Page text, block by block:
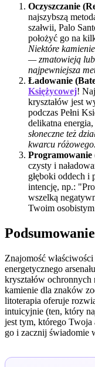
Oczyszczanie
najszybszą
szałwii, Palo
położyć go na
Niektóre
— zmatowieją lub
najpewniejsza
Ładowanie
Księżycowej!
kryształów jest
podczas Pełni
delikatna
słoneczne też
kwarcu różowego.
Programowanie
czysty i
głęboki oddech i
intencję, np.:
wszelką
Twoim
Podsumowanie
Znajomość
energetycznego
kryształów ochronnych
kamienie dla znaków
litoterapia oferuje
intuicyjnie (ten, który
jest tym, którego Twoja
go i zacznij świadomie